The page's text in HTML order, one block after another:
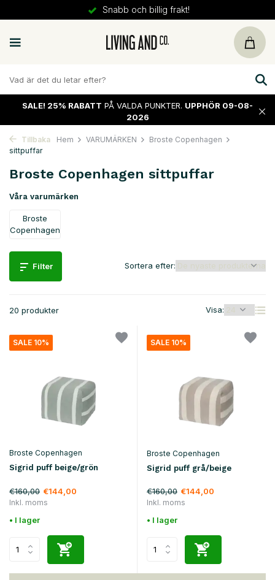
30 dagarsretur
SALE! 25% RABATT PÅ VALDA PUNKTER. UPPHÖR 09-08-
2026
Tillbaka Hem VARUMÄRKEN
Broste Copenhagen
sittpuffar
Broste Copenhagen sittpuffar
Våra varumärken
Broste
Copenhagen
Filter
20 produkter Visa:
Sortera efter:
SALE 10%
Broste Copenhagen
Sigrid puff beige/grön
€160,00 €144,00
Inkl. moms
• I lager
SALE 10%
Broste Copenhagen
Sigrid puff grå/beige
€160,00 €144,00
Inkl. moms
• I lager